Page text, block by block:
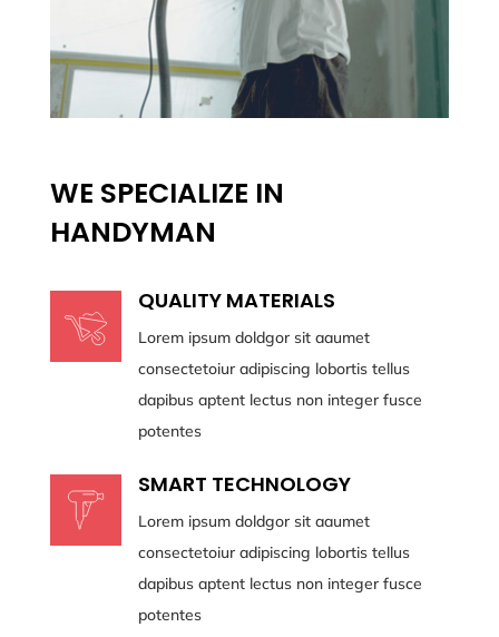
WE SPECIALIZE IN
HANDYMAN
QUALITY MATERIALS
Lorem ipsum doldgor sit aaumet
consectetoiur adipiscing lobortis tellus
dapibus aptent lectus non integer fusce
potentes
SMART TECHNOLOGY
Lorem ipsum doldgor sit aaumet
consectetoiur adipiscing lobortis tellus
dapibus aptent lectus non integer fusce
potentes